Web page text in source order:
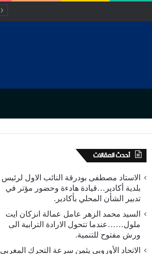
للتنمية.
أحدث المقالات
الاستاد مصطفى بودرقة النائب الاول لرئيس
بلدية أكادير…قيادة هادءة وحضور مؤتر في
تدبير الشأن المحلي بأكادير.
السيد محمد الزهر عامل عمالة انزكان ايت
ملول……عندما تتحول الارادة الترابية الى
ورش مفتوح للتنمية.
الاتحاد الأوروبي يثمن سرعة التحرك المغربي